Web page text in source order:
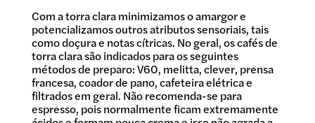
Com a torra clara minimizamos o amargor e
potencializamos outros atributos sensoriais, tais
como doçura e notas cítricas. No geral, os cafés de
torra clara são indicados para os seguintes
métodos de preparo: V60, melitta, clever, prensa
francesa, coador de pano, cafeteira elétrica e
filtrados em geral. Não recomenda-se para
espresso, pois normalmente ficam extremamente